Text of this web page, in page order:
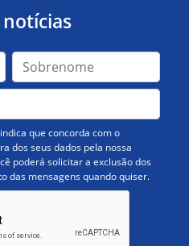
notícias
que concorda com o
dos seus dados pela nossa
poderá solicitar a exclusão dos
das mensagens quando quiser.